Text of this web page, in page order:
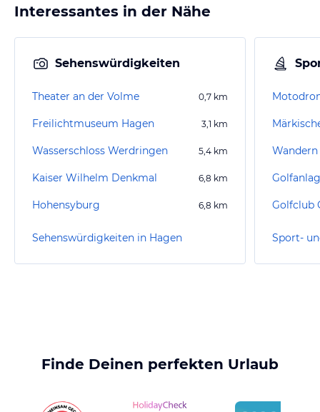
Interessantes in der Nähe
Sehenswürdigkeiten
Theater an der Volme 0,7 km
Freilichtmuseum Hagen 3,1 km
Wasserschloss Werdringen 5,4 km
Kaiser Wilhelm Denkmal 6,8 km
Hohensyburg 6,8 km
Sehenswürdigkeiten in Hagen Sport-
Finde Deinen perfekten Urlaub